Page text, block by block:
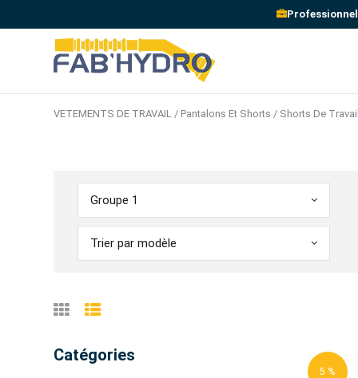
VETEMENTS DE TRAVAIL / Pantalons Et Shorts / Shorts De
Groupe 1
Trier par modèle
5 %
Catégories